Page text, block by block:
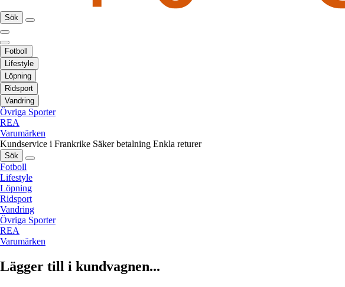
Sök
Fotboll
Lifestyle
Löpning
Ridsport
Vandring
Övriga Sporter
REA
Varumärken
Kundservice i Frankrike Säker betalning Enkla returer
Sök
Fotboll
Lifestyle
Löpning
Ridsport
Vandring
Övriga Sporter
REA
Varumärken
Lägger till i kundvagnen...